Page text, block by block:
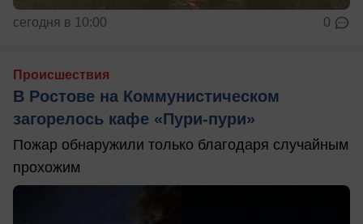
сегодня в 10:00 0
Происшествия
В Ростове на Коммунистическом
загорелось кафе «Пури-пури»
Пожар обнаружили только благодаря случайным
прохожим